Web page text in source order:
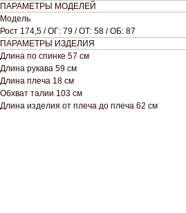
ПАРАМЕТРЫ МОДЕЛЕЙ
Модель
Рост 174,5 / ОГ: 79 / ОТ: 58 / ОБ: 87
ПАРАМЕТРЫ ИЗДЕЛИЯ
Длина по спинке 57 см
Длина рукава 59 см
Длина плеча 18 см
Обхват талии 103 см
Длина изделия от плеча до плеча 62 см